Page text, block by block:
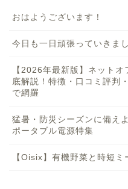
おはようございます！
今日も一日頑張っていきま
【2026年最新版】ネット
底解説！特徴・口コミ評判
で網羅
猛暑・防災シーズンに備え
ポータブル電源特集
【Oisix】有機野菜と時短ミ